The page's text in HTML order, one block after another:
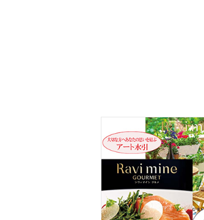
ラヴィマイン イエロ